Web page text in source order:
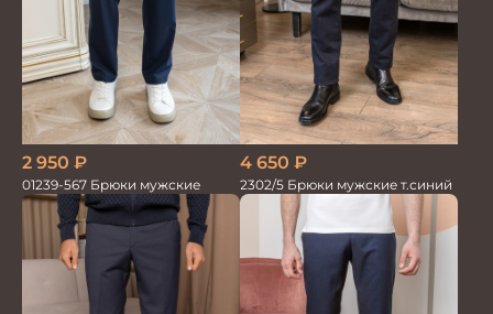
2 950 ₽
01239-567 Брюки мужские
4 650 ₽
2302/5 Брюки мужские т.синий